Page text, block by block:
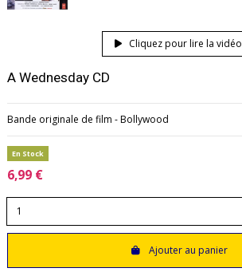
Cliquez pour lire la vidéo
A Wednesday CD
Bande originale de film - Bollywood
En Stock
6,99 €
Ajouter au panier